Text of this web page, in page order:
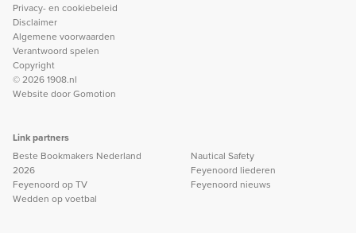
Privacy- en cookiebeleid
Disclaimer
Algemene voorwaarden
Verantwoord spelen
Copyright
© 2026 1908.nl
Website doorGomotion
Link partners
Beste Bookmakers Nederland
2026
Feyenoord op TV
Wedden op voetbal
Nautical Safety
Feyenoord liederen
Feyenoord nieuws